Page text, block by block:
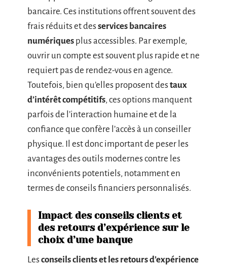
bancaire. Ces institutions offrent souvent des
frais réduits et desservices bancaires
numériques plus accessibles. Par exemple,
ouvrir un compte est souvent plus rapide et ne
requiert pas de rendez-vous en agence.
Toutefois, bien qu’elles proposent destaux
d’intérêt compétitifs, ces options manquent
parfois de l’interaction humaine et de la
confiance que confère l’accès à un conseiller
physique. Il est donc important de peser les
avantages des outils modernes contre les
inconvénients potentiels, notamment en
termes de conseils financiers personnalisés.
Impact des conseils clients et
des retours d’expérience sur le
choix d’une banque
Lesconseils clients et les retours d’expérience